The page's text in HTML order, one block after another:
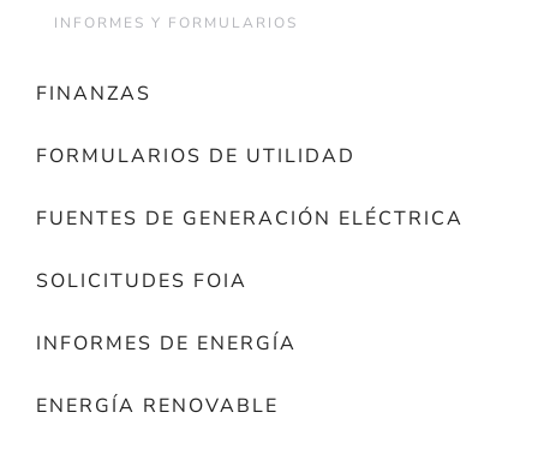
INFORMES Y FORMULARIOS
FINANZAS
FORMULARIOS DE UTILIDAD
FUENTES DE GENERACIÓN ELÉCTRICA
SOLICITUDES FOIA
INFORMES DE ENERGÍA
ENERGÍA RENOVABLE